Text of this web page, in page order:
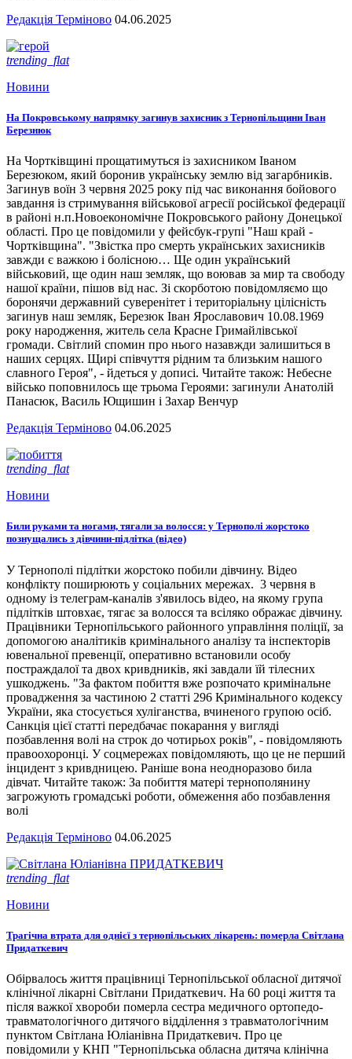
Редакція Терміново 04.06.2025
trending_flat
Новини
На Покровському напрямку загинув захисник з Тернопільщини Іван
Березнюк
На Чортківщині прощатимуться із захисником Іваном
Березюком, який боронив українську землю від загарбників.
Загинув воїн 3 червня 2025 року під час виконання бойового
завдання із стримування військової агресії російської федерації
в районі н.п.Новоекономічне Покровського району Донецької
області. Про це повідомили у фейсбук-групі "Наш край -
Чортківщина". "Звістка про смерть українських захисників
завжди є важкою і болісною… Ще один український
військовий, ще один наш земляк, що воював за мир та свободу
нашої країни, пішов від нас. Зі скорботою повідомляємо що
боронячи державний суверенітет і територіальну цілісність
загинув наш земляк, Березюк Іван Ярославович 10.08.1969
року народження, житель села Красне Гримайлівської
громади. Світлий спомин про нього назавжди залишиться в
наших серцях. Щирі співчуття рідним та близьким нашого
славного Героя", - йдеться у дописі. Читайте також: Небесне
військо поповнилось ще трьома Героями: загинули Анатолій
Панасюк, Василь Ющишин і Захар Венчур
Редакція Терміново 04.06.2025
trending_flat
Новини
Били руками та ногами, тягали за волосся: у Тернополі жорстоко
познущались з дівчини-підлітка (відео)
У Тернополі підлітки жорстоко побили дівчину. Відео
конфлікту поширюють у соціальних мережах. 3 червня в
одному із телеграм-каналів з'явилось відео, на якому група
підлітків штовхає, тягає за волосся та всіляко ображає дівчину.
Працівники Тернопільського районного управління поліції, за
допомогою аналітиків кримінального аналізу та інспекторів
ювенальної превенції, оперативно встановили особу
постраждалої та двох кривдників, які завдали їй тілесних
ушкоджень. "За фактом побиття вже розпочато кримінальне
провадження за частиною 2 статті 296 Кримінального кодексу
України, яка стосується хуліганства, вчиненого групою осіб.
Санкція цієї статті передбачає покарання у вигляді
позбавлення волі на строк до чотирьох років", - повідомляють
правоохоронці. У соцмережах повідомляють, що це не перший
інцидент з кривдницею. Раніше вона неодноразово била
дівчат. Читайте також: За побиття матері тернополянину
загрожують громадські роботи, обмеження або позбавлення
волі
Редакція Терміново 04.06.2025
trending_flat
Новини
Трагічна втрата для однієї з тернопільських лікарень: померла Світлана
Придаткевич
Обірвалось життя працівниці Тернопільської обласної дитячої
клінічної лікарні Світлани Придаткевич. На 60 році життя та
після важкої хвороби померла сестра медичного ортопедо-
травматологічного дитячого відділення з травматологічним
пунктом Світлана Юліанівна Придаткевич. Про це
повідомили у КНП "Тернопільська обласна дитяча клінічна